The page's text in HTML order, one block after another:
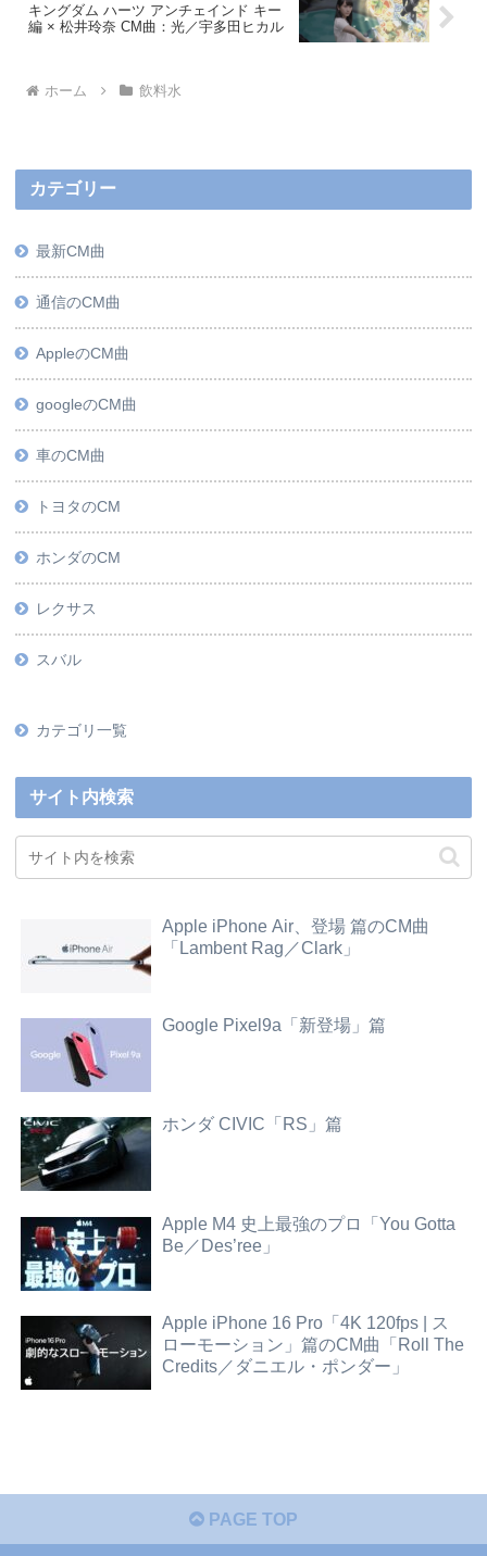
キングダム ハーツ アンチェインド キー
編 × 松井玲奈 CM曲：光／宇多田ヒカル
ホーム 飲料水
カテゴリー
最新CM曲
通信のCM曲
AppleのCM曲
googleのCM曲
車のCM曲
トヨタのCM
ホンダのCM
レクサス
スバル
カテゴリ一覧
サイト内検索
Apple iPhone Air、登場 篇のCM曲
「Lambent Rag／Clark」
Google Pixel9a「新登場」篇
ホンダ CIVIC「RS」篇
Apple M4 史上最強のプロ「You Gotta
Be／Des’ree」
Apple iPhone 16 Pro「4K 120fps | ス
ローモーション」篇のCM曲「Roll The
Credits／ダニエル・ポンダー」
PAGE TOP